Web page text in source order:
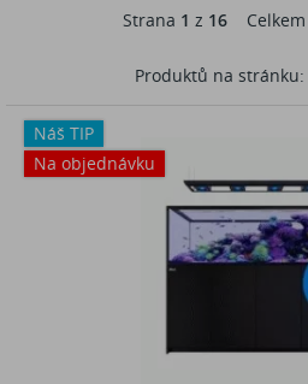
Strana 1 z 16Celkem
Produktů na stránku:
Náš TIP
Na objednávku